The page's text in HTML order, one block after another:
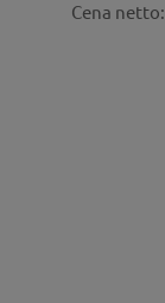
Cena netto: